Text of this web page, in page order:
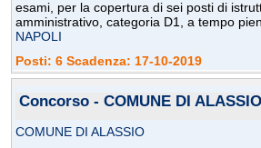
esami, per la copertura di sei posti di
amministrativo, categoria D1, a tempo
NAPOLI
Posti: 6 Scadenza: 17-10-2019
Concorso - COMUNE DI ALASSIO
COMUNE DI ALASSIO